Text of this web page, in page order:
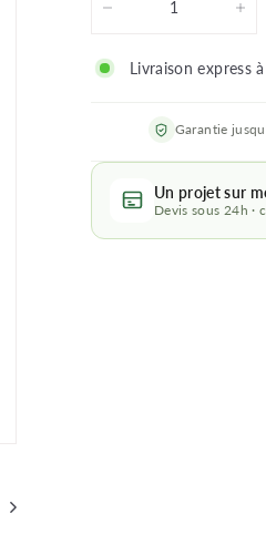
Livraison express
Garantie
Un projet sur
Devis sous 24h ·